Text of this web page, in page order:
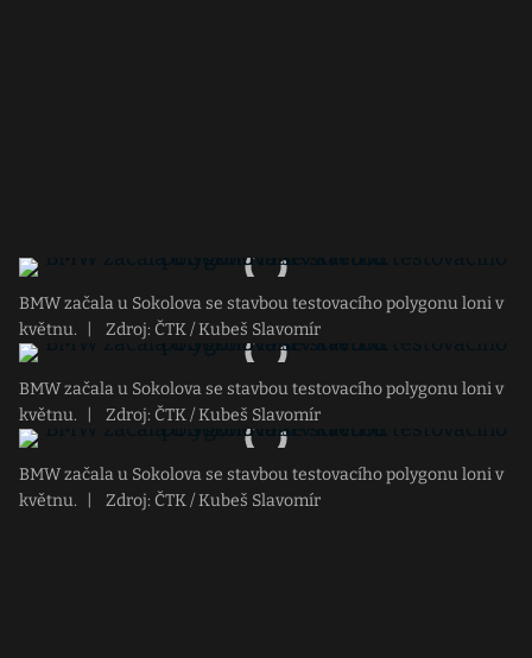
BMW začala u Sokolova se stavbou testovacího polygonu loni v
květnu.
Zdroj: ČTK / Kubeš Slavomír
BMW začala u Sokolova se stavbou testovacího polygonu loni v
květnu.
Zdroj: ČTK / Kubeš Slavomír
BMW začala u Sokolova se stavbou testovacího polygonu loni v
květnu.
Zdroj: ČTK / Kubeš Slavomír